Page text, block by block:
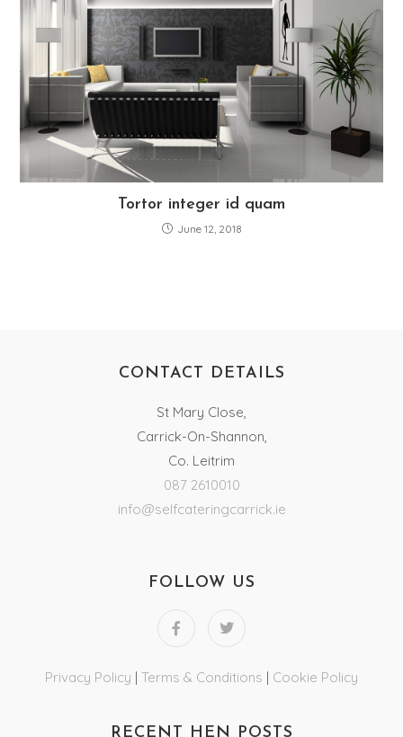
Tortor integer id quam
June 12, 2018
CONTACT DETAILS
St Mary Close,
Carrick-On-Shannon,
Co. Leitrim
087 2610010
info@selfcateringcarrick.ie
FOLLOW US
Privacy Policy | Terms & Conditions | Cookie Policy
RECENT HEN POSTS